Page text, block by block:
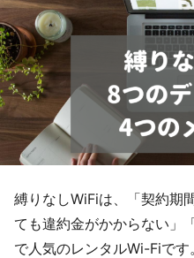
縛りなしWiFiは、「契約期
ても違約金がかからない」
で人気のレンタルWi-Fiで